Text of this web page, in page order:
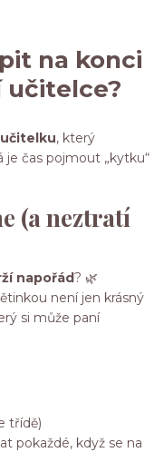
na konci
učitelce?
, který
je čas pojmout „kytku“
(a neztratí
napořád? 🌿
není jen krásný
si může paní
třídě)
pokaždé, když se na